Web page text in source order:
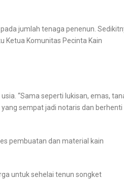
jumlah tenaga penenun.
Ketua Komunitas Pecinta Kain
“Sama seperti lukisan, emas,
sempat jadi notaris dan berhenti
pembuatan dan material kain
untuk sehelai tenun songket